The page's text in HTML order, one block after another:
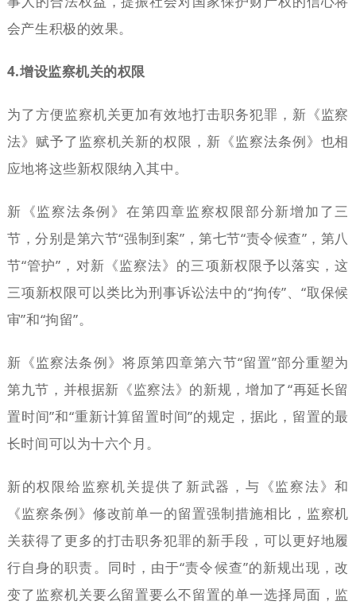
会产生积极的效果。
4.增设监察机关的权限
为了方便监察机关更加有效地打击职务犯罪，新《监察
法》赋予了监察机关新的权限，新《监察法条例》也相
应地将这些新权限纳入其中。
新《监察法条例》在第四章监察权限部分新增加了三
节，分别是第六节“强制到案”，第七节“责令候查”，第八
节“管护”，对新《监察法》的三项新权限予以落实，这
三项新权限可以类比为刑事诉讼法中的“拘传”、“取保候
审”和“拘留”。
新《监察法条例》将原第四章第六节“留置”部分重塑为
第九节，并根据新《监察法》的新规，增加了“再延长留
置时间”和“重新计算留置时间”的规定，据此，留置的最
长时间可以为十六个月。
新的权限给监察机关提供了新武器，与《监察法》和
《监察条例》修改前单一的留置强制措施相比，监察机
关获得了更多的打击职务犯罪的新手段，可以更好地履
行自身的职责。同时，由于“责令候查”的新规出现，改
变了监察机关要么留置要么不留置的单一选择局面，监